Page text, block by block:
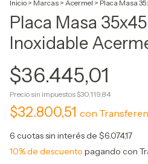
Inicio > Marcas > Acermel > Placa Masa
Placa Masa
Inoxidable
$36.445,01
Precio sin impuestos $30.119,84
$32.800,51 con
6 cuotas sin interés de $6.074,17
10% de descuento pagando con